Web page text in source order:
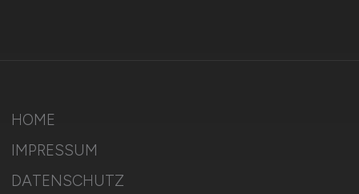
HOME
IMPRESSUM
DATENSCHUTZ